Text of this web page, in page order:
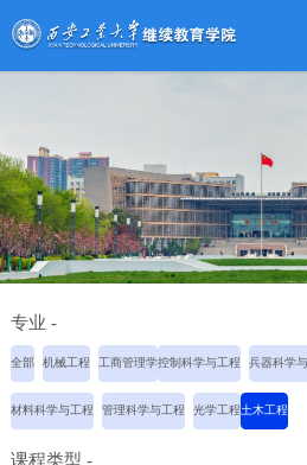
专业 -
全部 机械工程 工商管理学控制科学与工程 兵器科学
材料科学与工程 管理科学与工程 光学工程土木工程
课程类型 -